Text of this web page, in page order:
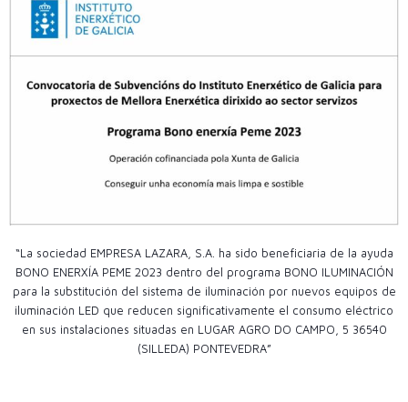
“La sociedad EMPRESA LAZARA, S.A. ha sido beneficiaria de la ayuda
BONO ENERXÍA PEME 2023 dentro del programa BONO ILUMINACIÓN
para la substitución del sistema de iluminación por nuevos equipos de
iluminación LED que reducen significativamente el consumo eléctrico
en sus instalaciones situadas en LUGAR AGRO DO CAMPO, 5 36540
(SILLEDA) PONTEVEDRA”